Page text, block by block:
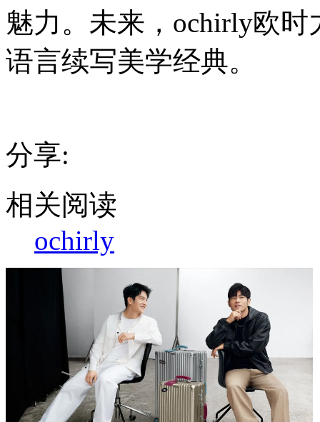
魅力。未来，ochirly欧
语言续写美学经典。
分享:
相关阅读
ochirly